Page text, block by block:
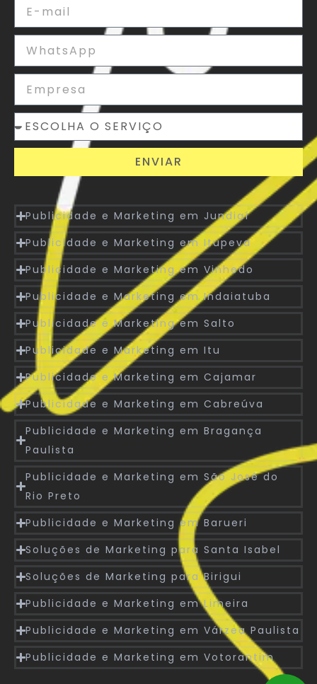
ENVIAR
Publicidade e Marketing em Jundiaí
Publicidade e Marketing em Itupeva
Publicidade e Marketing em Vinhedo
Publicidade e Marketing em Indaiatuba
Publicidade e Marketing em Salto
Publicidade e Marketing em Itu
Publicidade e Marketing em Cajamar
Publicidade e Marketing em Cabreúva
Publicidade e Marketing em Bragança
Paulista
Publicidade e Marketing em São José do
Rio Preto
Publicidade e Marketing em Barueri
Soluções de Marketing para Santa Isabel
Soluções de Marketing para Birigui
Publicidade e Marketing em Limeira
Publicidade e Marketing em Várzea Paulista
Publicidade e Marketing em Votorantim